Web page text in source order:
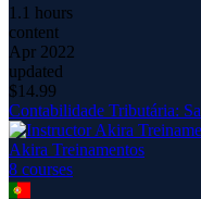
1.1 hours
content
Apr 2022
updated
$14.99
Contabilidade Tributária:
Akira Treinamentos
8 courses